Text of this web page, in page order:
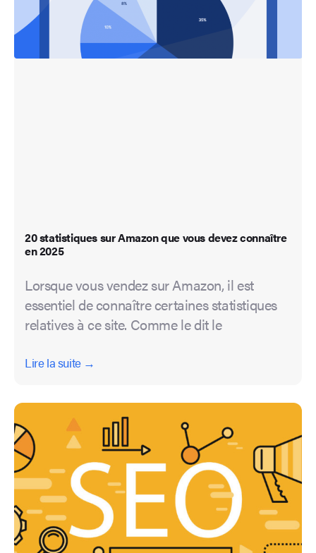
20 statistiques sur Amazon que vous devez connaître
en 2025
Lorsque vous vendez sur Amazon, il est
essentiel de connaître certaines statistiques
relatives à ce site. Comme le dit le
Lire la suite →